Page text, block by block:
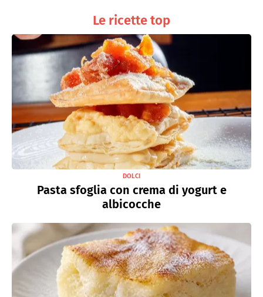
Le ricette top
DOLCI
Pasta sfoglia con crema di yogurt e
albicocche